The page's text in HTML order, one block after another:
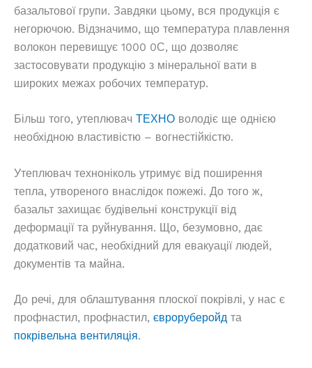
базальтової групи. Завдяки цьому, вся продукція є
негорючою. Відзначимо, що температура плавлення
волокон перевищує 1000 0С, що дозволяє
застосовувати продукцію з мінеральної вати в
широких межах робочих температур.
Більш того, утеплювач ТЕХНО володіє ще однією
необхідною властивістю – вогнестійкістю.
Утеплювач техноніколь утримує від поширення
тепла, утвореного внаслідок пожежі. До того ж,
базальт захищає будівельні конструкції від
деформації та руйнування. Що, безумовно, дає
додатковий час, необхідний для евакуації людей,
документів та майна.
До речі, для облаштування плоскої покрівлі, у нас є
профнастил, профнастил, євроруберойд та
покрівельна вентиляція.